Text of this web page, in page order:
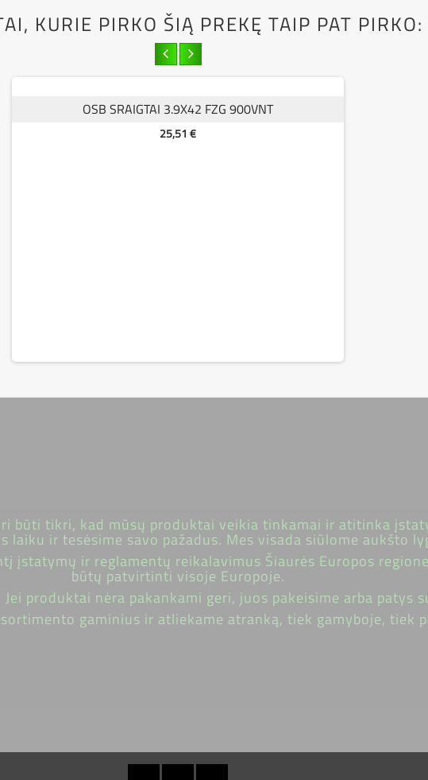
KURIE PIRKO ŠIĄ PREKĘ TAIP PAT PIRKO:
OSB SRAIGTAI 3.9X42 FZG 900VNT
Kaina
25,51 €
būti tikri, kad mūsų produktai veikia tinkamai ir atitinka
ir tesėsime savo pažadus. Mes visada siūlome aukšto
įstatymų ir reglamentų reikalavimus Šiaurės Europos
būtų patvirtinti visoje Europoje.
produktai nėra pakankami geri, juos pakeisime arba patys
gaminius ir atliekame atranką, tiek gamyboje, tiek